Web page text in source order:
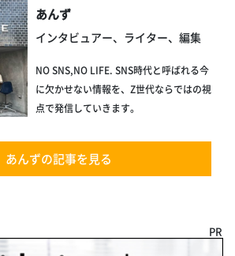
あんず
インタビュアー、ライター、編集
NO SNS,NO LIFE. SNS時代と呼ばれる今
に欠かせない情報を、Z世代ならではの視
点で発信していきます。
あんずの記事を見る
PR